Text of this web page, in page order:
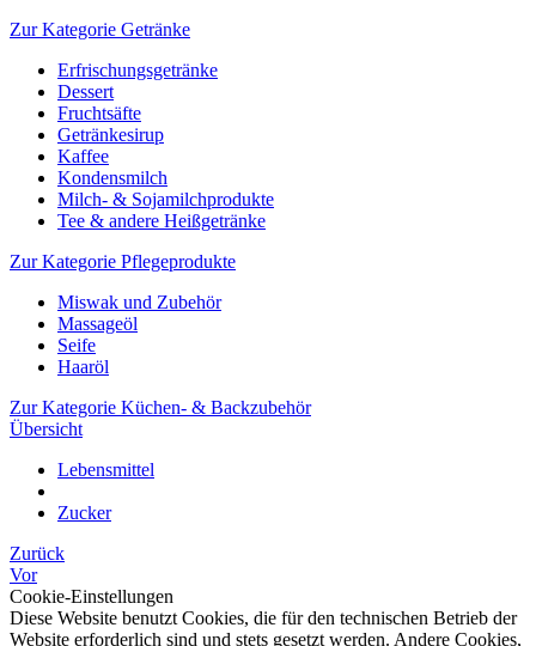
Zur Kategorie Getränke
Erfrischungsgetränke
Dessert
Fruchtsäfte
Getränkesirup
Kaffee
Kondensmilch
Milch- & Sojamilchprodukte
Tee & andere Heißgetränke
Zur Kategorie Pflegeprodukte
Miswak und Zubehör
Massageöl
Seife
Haaröl
Zur Kategorie Küchen- & Backzubehör
Übersicht
Lebensmittel
Zucker
Zurück
Vor
Cookie-Einstellungen
Diese Website benutzt Cookies, die für den technischen Betrieb der
Website erforderlich sind und stets gesetzt werden. Andere Cookies,